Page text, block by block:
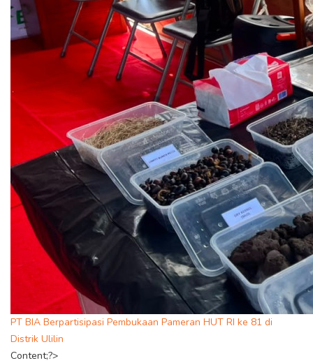
PT BIA Berpartisipasi Pembukaan Pameran HUT RI ke 81 di
Distrik Ulilin
Content;?>